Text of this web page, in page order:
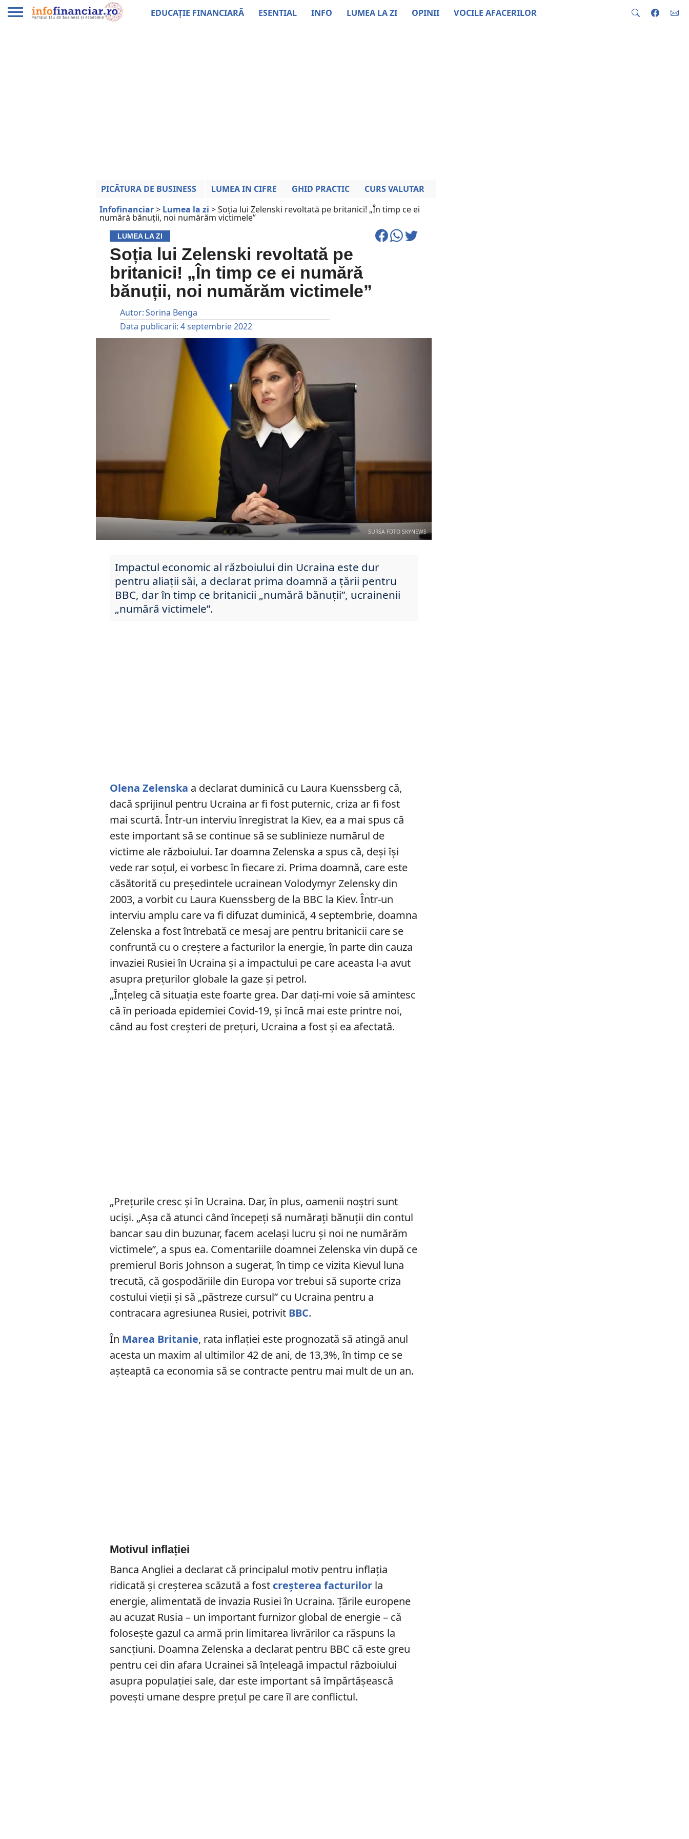
EDUCAȚIE FINANCIARĂ ESENTIAL INFO LUMEA LA ZI OPINII VOCILE AFACERILOR
PICĂTURA DE BUSINESS LUMEA IN CIFRE GHID PRACTIC
CURS VALUTAR
Infofinanciar> Lumea la zi >Soția lui Zelenski revoltată pe britanici! „În timp ce ei
numără bănuții, noi numărăm victimele”
LUMEA LA ZI
Soția lui Zelenski revoltată pe
britanici! „În timp ce ei numără
bănuții, noi numărăm victimele”
Autor:Sorina Benga
Data publicarii: 4 septembrie 2022
SURSA FOTO SKYNEWS
Impactul economic al războiului din Ucraina este dur
pentru aliații săi, a declarat prima doamnă a țării pentru
BBC, dar în timp ce britanicii „numără bănuții”, ucrainenii
„numără victimele”.
Olena Zelenska a declarat duminică cu Laura Kuenssberg că,
dacă sprijinul pentru Ucraina ar fi fost puternic, criza ar fi fost
mai scurtă. Într-un interviu înregistrat la Kiev, ea a mai spus că
este important să se continue să se sublinieze numărul de
victime ale războiului. Iar doamna Zelenska a spus că, deși își
vede rar soțul, ei vorbesc în fiecare zi. Prima doamnă, care este
căsătorită cu președintele ucrainean Volodymyr Zelensky din
2003, a vorbit cu Laura Kuenssberg de la BBC la Kiev. Într-un
interviu amplu care va fi difuzat duminică, 4 septembrie, doamna
Zelenska a fost întrebată ce mesaj are pentru britanicii care se
confruntă cu o creștere a facturilor la energie, în parte din cauza
invaziei Rusiei în Ucraina și a impactului pe care aceasta l-a avut
asupra prețurilor globale la gaze și petrol.
„Înțeleg că situația este foarte grea. Dar dați-mi voie să amintesc
că în perioada epidemiei Covid-19, și încă mai este printre noi,
când au fost creșteri de prețuri, Ucraina a fost și ea afectată.
„Prețurile cresc și în Ucraina. Dar, în plus, oamenii noștri sunt
uciși. „Așa că atunci când începeți să numărați bănuții din contul
bancar sau din buzunar, facem același lucru și noi ne numărăm
victimele”, a spus ea. Comentariile doamnei Zelenska vin după ce
premierul Boris Johnson a sugerat, în timp ce vizita Kievul luna
trecută, că gospodăriile din Europa vor trebui să suporte criza
costului vieții și să „păstreze cursul” cu Ucraina pentru a
contracara agresiunea Rusiei, potrivit BBC.
În Marea Britanie, rata inflației este prognozată să atingă anul
acesta un maxim al ultimilor 42 de ani, de 13,3%, în timp ce se
așteaptă ca economia să se contracte pentru mai mult de un an.
Motivul inflației
Banca Angliei a declarat că principalul motiv pentru inflația
ridicată și creșterea scăzută a fost creșterea facturilor la
energie, alimentată de invazia Rusiei în Ucraina. Țările europene
au acuzat Rusia – un important furnizor global de energie – că
folosește gazul ca armă prin limitarea livrărilor ca răspuns la
sancțiuni. Doamna Zelenska a declarat pentru BBC că este greu
pentru cei din afara Ucrainei să înțeleagă impactul războiului
asupra populației sale, dar este important să împărtășească
povești umane despre prețul pe care îl are conflictul.